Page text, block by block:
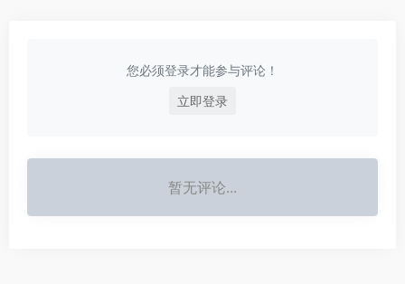
您必须登录才能参与评论！
立即登录
暂无评论...